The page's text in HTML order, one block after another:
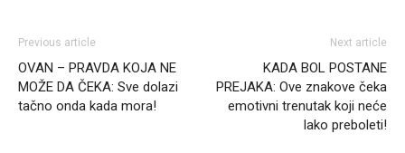
Previous article
OVAN – PRAVDA KOJA NE
MOŽE DA ČEKA: Sve dolazi
tačno onda kada mora!
Next article
KADA BOL POSTANE
PREJAKA: Ove znakove čeka
emotivni trenutak koji neće
lako preboleti!